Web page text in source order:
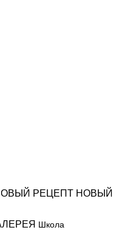
РЕЦЕПТ НОВЫЙ
Школа